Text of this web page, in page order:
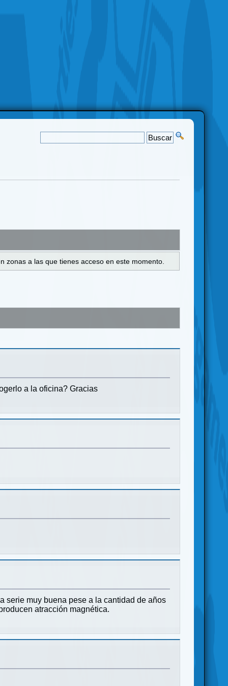
zonas a las que tienes acceso en este momento.
a la oficina? Gracias
serie muy buena pese a la cantidad de años
atracción magnética.